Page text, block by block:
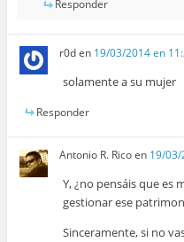
Responder
r0den 19/03/2014 en
solamente a su mujer
Responder
Antonio R. Ricoen 19/03/
Y, ¿no pensáis que es
gestionar ese
Sinceramente, si no